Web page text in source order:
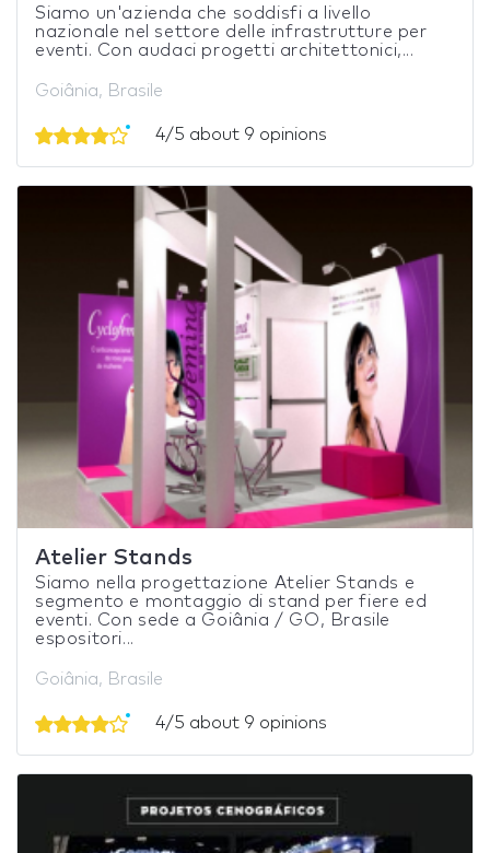
Siamo un'azienda che soddisfi a livello
nazionale nel settore delle infrastrutture per
eventi. Con audaci progetti architettonici,...
Goiânia, Brasile
4/5 about 9 opinions
Atelier Stands
Siamo nella progettazione Atelier Stands e
segmento e montaggio di stand per fiere ed
eventi. Con sede a Goiânia / GO, Brasile
espositori...
Goiânia, Brasile
4/5 about 9 opinions